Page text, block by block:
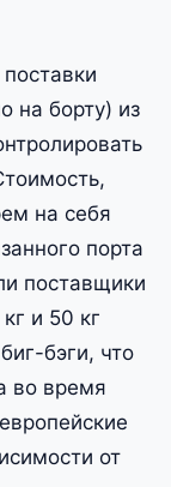
на борту) из
на себя
порта
поставщики
и 50 кг
бэги, что
во время
от